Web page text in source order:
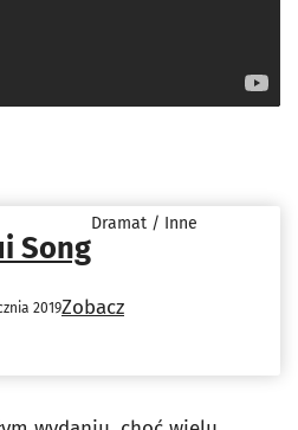
Song
Dramat / Inne
2019Zobacz